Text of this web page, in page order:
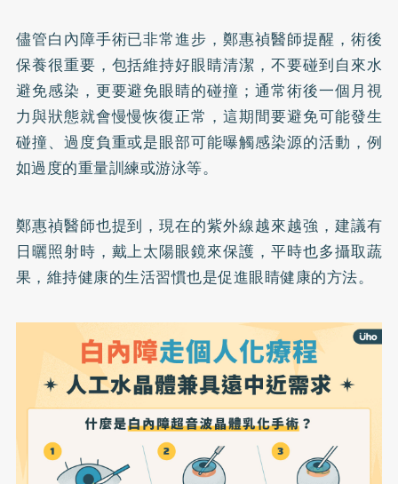
儘管白內障手術已非常進步，鄭惠禎醫師提醒，術後
保養很重要，包括維持好眼睛清潔，不要碰到自來水
避免感染，更要避免眼睛的碰撞；通常術後一個月視
力與狀態就會慢慢恢復正常，這期間要避免可能發生
碰撞、過度負重或是眼部可能曝觸感染源的活動，例
如過度的重量訓練或游泳等。
鄭惠禎醫師也提到，現在的紫外線越來越強，建議有
日曬照射時，戴上太陽眼鏡來保護，平時也多攝取蔬
果，維持健康的生活習慣也是促進眼睛健康的方法。